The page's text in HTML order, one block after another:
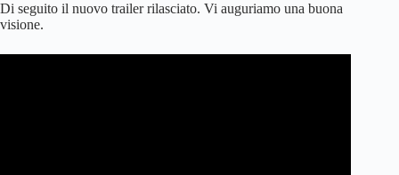
Di seguito il nuovo trailer rilasciato. Vi auguriamo una buona
visione.